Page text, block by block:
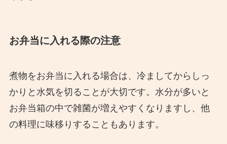
お弁当に入れる際の注意
煮物をお弁当に入れる場合は、冷ましてからしっ
かりと水気を切ることが大切です。水分が多いと
お弁当箱の中で雑菌が増えやすくなりますし、他
の料理に味移りすることもあります。